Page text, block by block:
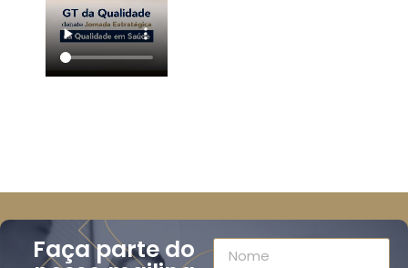
Faça parte do